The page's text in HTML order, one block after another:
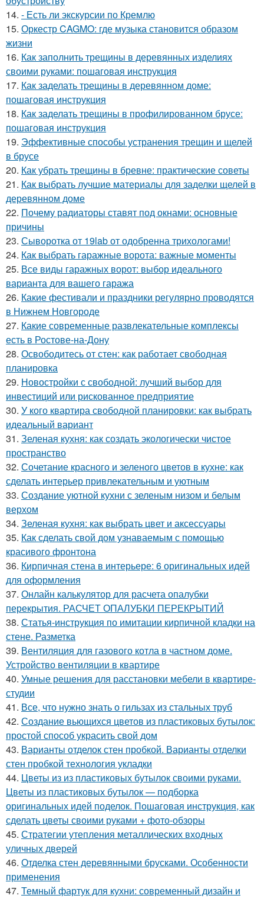
14. - Есть ли экскурсии по Кремлю
15. Оркестр CAGMO: где музыка становится образом
жизни
16. Как заполнить трещины в деревянных изделиях
своими руками: пошаговая инструкция
17. Как заделать трещины в деревянном доме:
пошаговая инструкция
18. Как заделать трещины в профилированном брусе:
пошаговая инструкция
19. Эффективные способы устранения трещин и щелей
в брусе
20. Как убрать трещины в бревне: практические советы
21. Как выбрать лучшие материалы для заделки щелей в
деревянном доме
22. Почему радиаторы ставят под окнами: основные
причины
23. Сыворотка от 19lab от одобренна трихологами!
24. Как выбрать гаражные ворота: важные моменты
25. Все виды гаражных ворот: выбор идеального
варианта для вашего гаража
26. Какие фестивали и праздники регулярно проводятся
в Нижнем Новгороде
27. Какие современные развлекательные комплексы
есть в Ростове-на-Дону
28. Освободитесь от стен: как работает свободная
планировка
29. Новостройки с свободной: лучший выбор для
инвестиций или рискованное предприятие
30. У кого квартира свободной планировки: как выбрать
идеальный вариант
31. Зеленая кухня: как создать экологически чистое
пространство
32. Сочетание красного и зеленого цветов в кухне: как
сделать интерьер привлекательным и уютным
33. Создание уютной кухни с зеленым низом и белым
верхом
34. Зеленая кухня: как выбрать цвет и аксессуары
35. Как сделать свой дом узнаваемым с помощью
красивого фронтона
36. Кирпичная стена в интерьере: 6 оригинальных идей
для оформления
37. Онлайн калькулятор для расчета опалубки
перекрытия. РАСЧЕТ ОПАЛУБКИ ПЕРЕКРЫТИЙ
38. Статья-инструкция по имитации кирпичной кладки на
стене. Разметка
39. Вентиляция для газового котла в частном доме.
Устройство вентиляции в квартире
40. Умные решения для расстановки мебели в квартире-
студии
41. Все, что нужно знать о гильзах из стальных труб
42. Создание вьющихся цветов из пластиковых бутылок:
простой способ украсить свой дом
43. Варианты отделок стен пробкой. Варианты отделки
стен пробкой технология укладки
44. Цветы из из пластиковых бутылок своими руками.
Цветы из пластиковых бутылок — подборка
оригинальных идей поделок. Пошаговая инструкция, как
сделать цветы своими руками + фото-обзоры
45. Стратегии утепления металлических входных
уличных дверей
46. Отделка стен деревянными брусками. Особенности
применения
47. Темный фартук для кухни: современный дизайн и